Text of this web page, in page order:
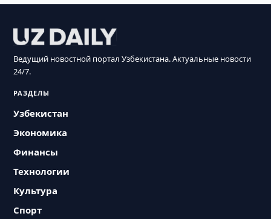
Ведущий новостной портал Узбекистана. Актуальные новости
24/7.
РАЗДЕЛЫ
Узбекистан
Экономика
Финансы
Технологии
Культура
Спорт